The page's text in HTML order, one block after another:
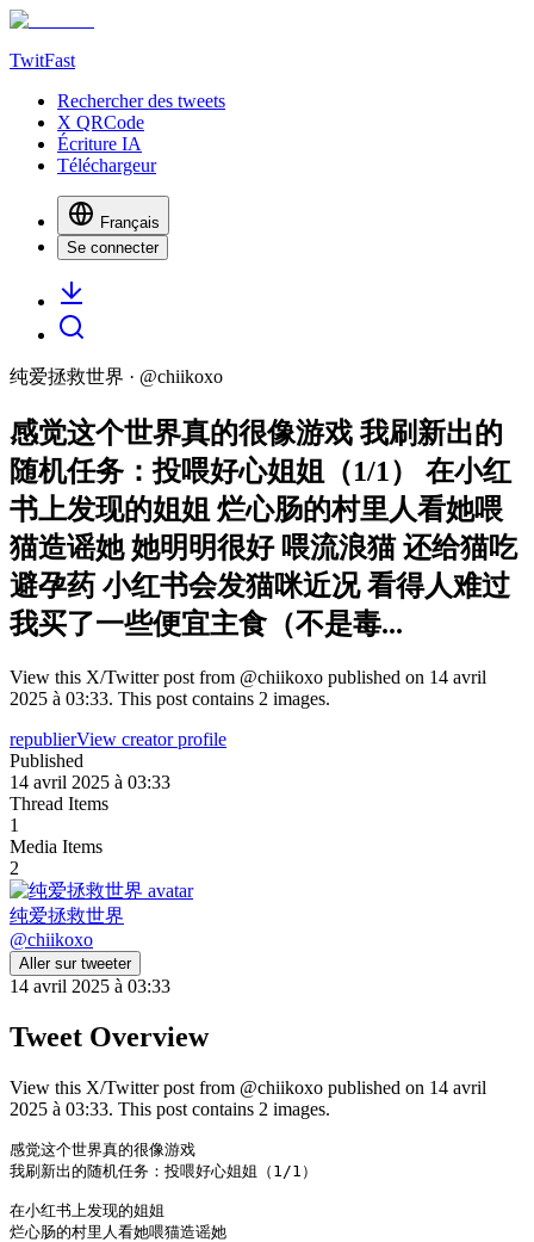
TwitFast
Rechercher des tweets
X QRCode
Écriture IA
Téléchargeur
Français
Se connecter
纯爱拯救世界 · @chiikoxo
感觉这个世界真的很像游戏 我刷新出的
随机任务：投喂好心姐姐（1/1） 在小红
书上发现的姐姐 烂心肠的村里人看她喂
猫造谣她 她明明很好 喂流浪猫 还给猫吃
避孕药 小红书会发猫咪近况 看得人难过
我买了一些便宜主食（不是毒...
View this X/Twitter post from @chiikoxo published on 14 avril
2025 à 03:33. This post contains 2 images.
republierView creator profile
Published
14 avril 2025 à 03:33
Thread Items
1
Media Items
2
纯爱拯救世界
@chiikoxo
Aller sur tweeter
14 avril 2025 à 03:33
Tweet Overview
View this X/Twitter post from @chiikoxo published on 14 avril
2025 à 03:33. This post contains 2 images.
感觉这个世界真的很像游戏
我刷新出的随机任务：投喂好心姐姐（1/1）
在小红书上发现的姐姐
烂心肠的村里人看她喂猫造谣她